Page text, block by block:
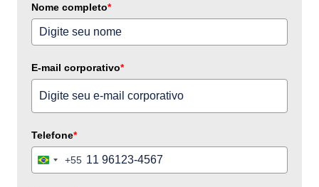
Nome completo*
E-mail corporativo*
Telefone*
Brazil+55